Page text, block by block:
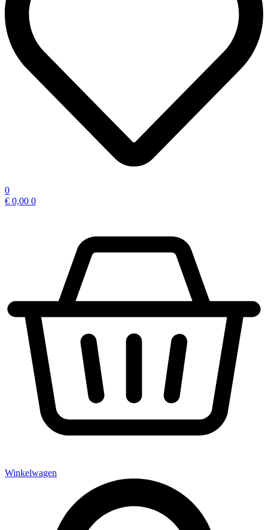
0
€ 0,00 0
Winkelwagen